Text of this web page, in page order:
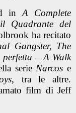
in A Complete
Quadrante del
ha recitato
Gangster, The
– A Walk
serie Narcos e
, tra le altre.
film di Jeff